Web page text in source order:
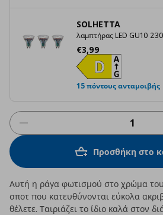
SOLHETTA
λαμπτήρας LED GU10
€3,99
Τρέχουσα τιμή
15 πόντους ανταμοιβής
Προσθήκη στο
Αυτή η ράγα φωτισμού στο χρώμα του
σποτ που κατευθύνονται εύκολα
θέλετε. Ταιριάζει το ίδιο καλά στον